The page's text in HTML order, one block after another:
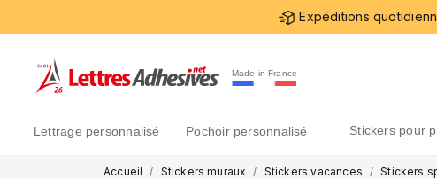
Expéditions
Made in France
lettrage personnalisé pochoir personnalisé stickers pour
Accueil Stickers muraux Stickers vacances Stickers